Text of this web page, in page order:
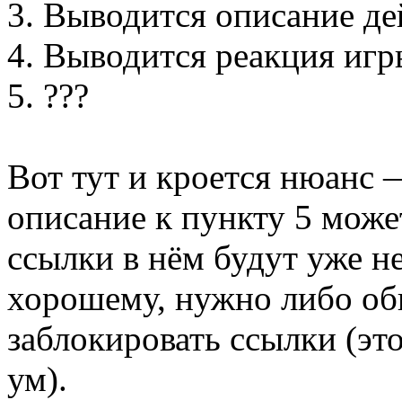
3. Выводится описание
4. Выводится реакция
5. ???
Вот тут и кроется
описание к пункту 5
ссылки в нём будут уже
хорошему, нужно либо
заблокировать ссылки
ум).